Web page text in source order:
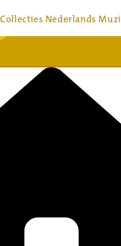
Collecties Nederlands